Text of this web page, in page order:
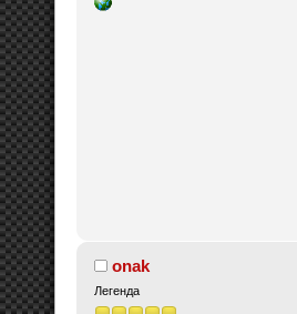
onak
Легенда